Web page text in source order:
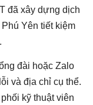
đã xây dựng dịch
Yên tiết kiệm
đài hoặc Zalo
và địa chỉ cụ thể.
kỹ thuật viên